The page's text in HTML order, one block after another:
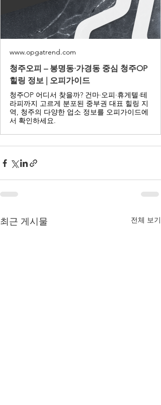
www.opgatrend.com
청주오피 – 봉명동·가경동 중심 청주OP
힐링 정보 | 오피가이드
청주OP 어디서 찾을까? 건마·오피·휴게텔·테
라피까지 고르게 분포된 중부권 대표 힐링 지
역, 청주의 다양한 업소 정보를 오피가이드에
서 확인하세요.
최근 게시물 전체 보기